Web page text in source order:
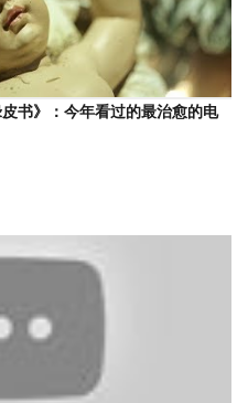
书》：今年看过的最治愈的电